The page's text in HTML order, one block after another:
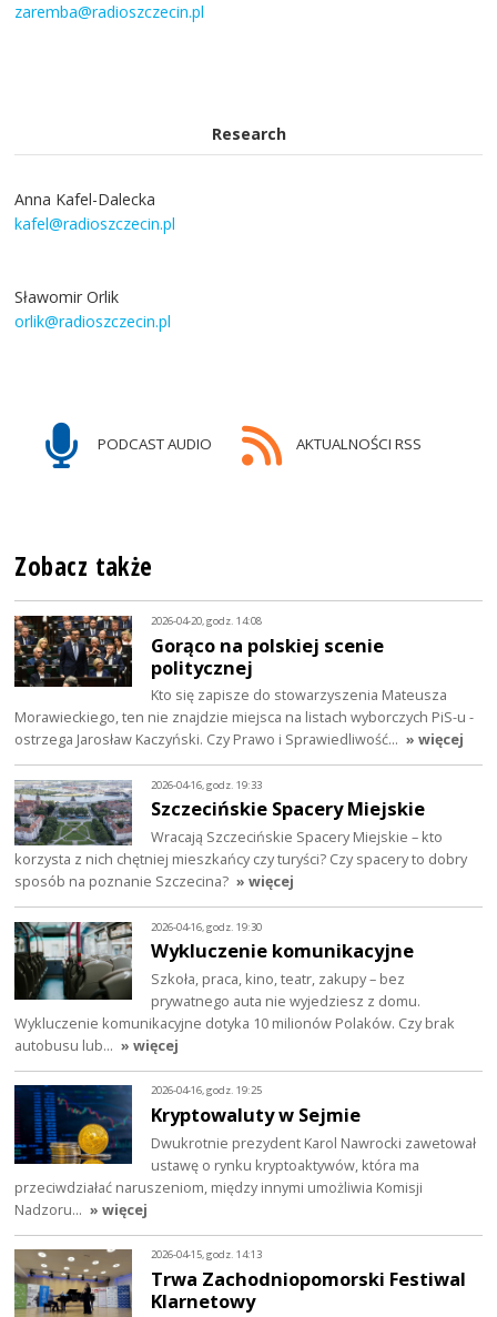
zaremba@radioszczecin.pl
Research
Anna Kafel-Dalecka
kafel@radioszczecin.pl
Sławomir Orlik
orlik@radioszczecin.pl
PODCAST AUDIO AKTUALNOŚCI RSS
Zobacz także
2026-04-20, godz. 14:08
Gorąco na polskiej scenie
politycznej
Kto się zapisze do stowarzyszenia Mateusza
Morawieckiego, ten nie znajdzie miejsca na listach wyborczych PiS-u -
ostrzega Jarosław Kaczyński. Czy Prawo i Sprawiedliwość… » więcej
2026-04-16, godz. 19:33
Szczecińskie Spacery Miejskie
Wracają Szczecińskie Spacery Miejskie – kto
korzysta z nich chętniej mieszkańcy czy turyści? Czy spacery to dobry
sposób na poznanie Szczecina? » więcej
2026-04-16, godz. 19:30
Wykluczenie komunikacyjne
Szkoła, praca, kino, teatr, zakupy – bez
prywatnego auta nie wyjedziesz z domu.
Wykluczenie komunikacyjne dotyka 10 milionów Polaków. Czy brak
autobusu lub… » więcej
2026-04-16, godz. 19:25
Kryptowaluty w Sejmie
Dwukrotnie prezydent Karol Nawrocki zawetował
ustawę o rynku kryptoaktywów, która ma
przeciwdziałać naruszeniom, między innymi umożliwia Komisji
Nadzoru… » więcej
2026-04-15, godz. 14:13
Trwa Zachodniopomorski Festiwal
Klarnetowy